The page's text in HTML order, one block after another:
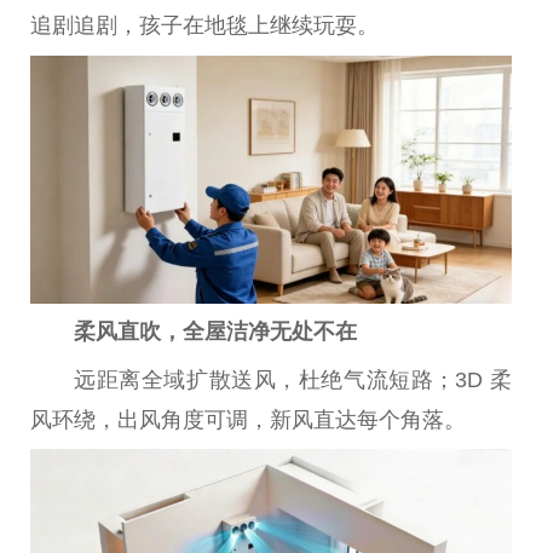
追剧追剧，孩子在地毯上继续玩耍。
柔风直吹，全屋洁净无处不在
远距离全域扩散送风，杜绝气流短路；3D 柔
风环绕，出风角度可调，新风直达每个角落。